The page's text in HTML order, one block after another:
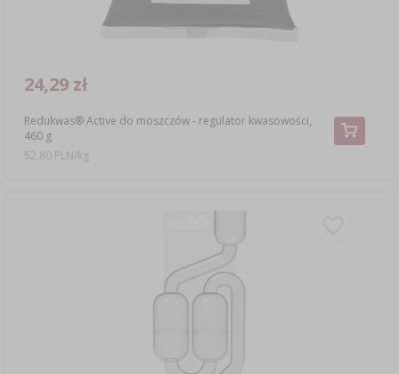
Redukwas® Active do moszczów - regulator kwasowości,
460 g
24,29 zł
52,80 PLN/kg